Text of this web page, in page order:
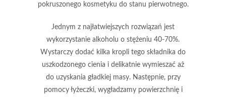
pokruszonego kosmetyku do stanu pierwotnego.
Jednym z najłatwiejszych rozwiązań jest
wykorzystanie alkoholu o stężeniu 40-70%.
Wystarczy dodać kilka kropli tego składnika do
uszkodzonego cienia i delikatnie wymieszać aż
do uzyskania gładkiej masy. Następnie, przy
pomocy łyżeczki, wygładzamy powierzchnię i